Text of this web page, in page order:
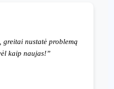
greitai nustatė problemą
kaip naujas!”